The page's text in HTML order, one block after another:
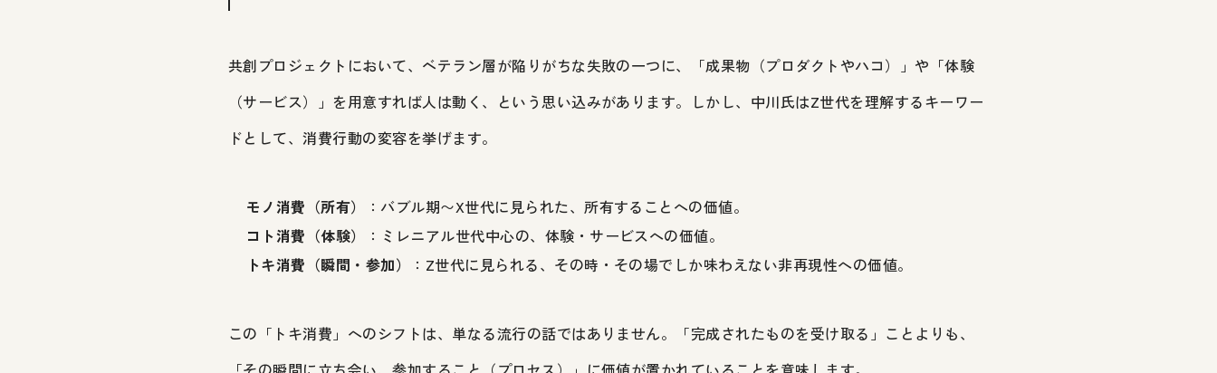
共創プロジェクトにおいて、ベテラン層が陥りがちな失敗の一つに、「成果物（プロダクトやハコ）」や「体験
（サービス）」を用意すれば人は動く、という思い込みがあります。しかし、中川氏はZ世代を理解するキーワー
ドとして、消費行動の変容を挙げます。
モノ消費（所有）
：バブル期〜X世代に見られた、所有することへの価値。
コト消費（体験）
：ミレニアル世代中心の、体験・サービスへの価値。
トキ消費（瞬間・参加）
：Z世代に見られる、その時・その場でしか味わえない非再現性への価値。
この「トキ消費」へのシフトは、単なる流行の話ではありません。「完成されたものを受け取る」ことよりも、